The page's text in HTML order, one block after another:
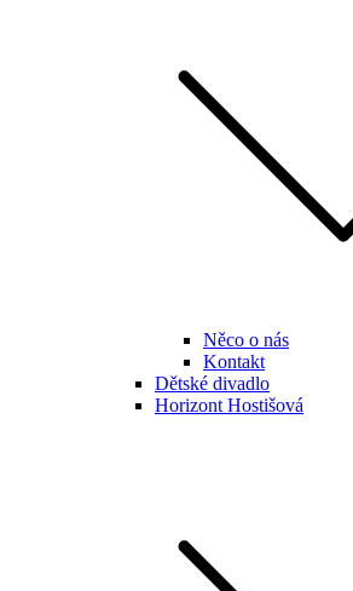
Něco o nás
Kontakt
Dětské divadlo
Horizont Hostišová